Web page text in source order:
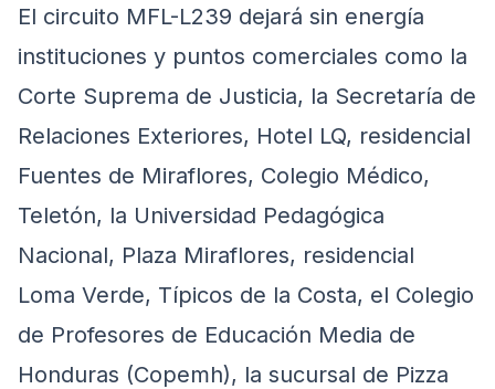
El circuito MFL-L239 dejará sin energía
instituciones y puntos comerciales como la
Corte Suprema de Justicia, la Secretaría de
Relaciones Exteriores, Hotel LQ, residencial
Fuentes de Miraflores, Colegio Médico,
Teletón, la Universidad Pedagógica
Nacional, Plaza Miraflores, residencial
Loma Verde, Típicos de la Costa, el Colegio
de Profesores de Educación Media de
Honduras (Copemh), la sucursal de Pizza